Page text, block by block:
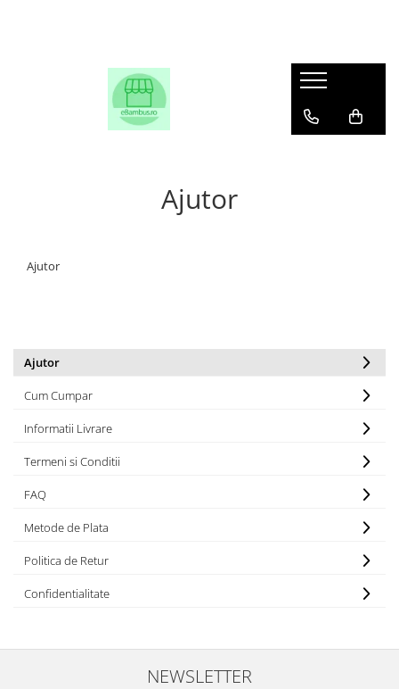
Ajutor
Ajutor
Ajutor
Cum Cumpar
Informatii Livrare
Termeni si Conditii
FAQ
Metode de Plata
Politica de Retur
Confidentialitate
NEWSLETTER